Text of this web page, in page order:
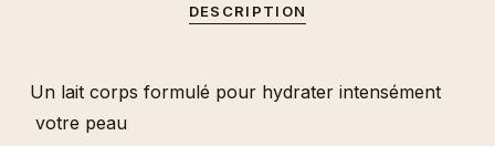
DESCRIPTION
Un lait corps formulé pour hydrater intensément
votre peau